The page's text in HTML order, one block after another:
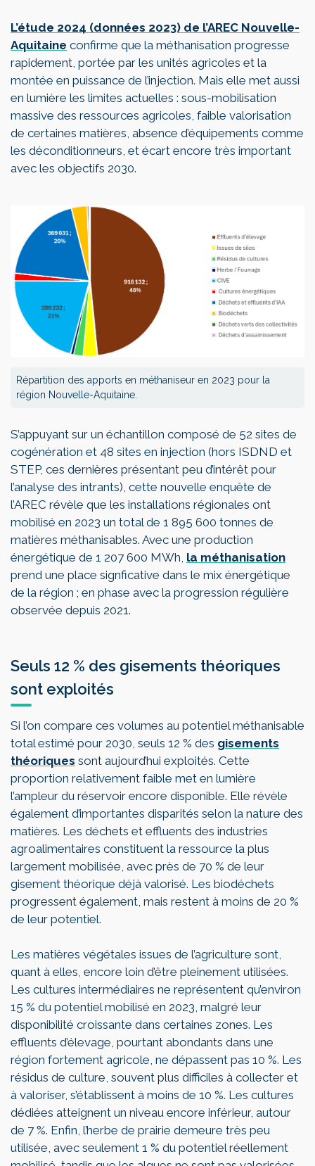
L’étude 2024 (données 2023) de l’AREC Nouvelle-
Aquitaine confirme que la méthanisation progresse
rapidement, portée par les unités agricoles et la
montée en puissance de l’injection. Mais elle met aussi
en lumière les limites actuelles : sous-mobilisation
massive des ressources agricoles, faible valorisation
de certaines matières, absence d’équipements comme
les déconditionneurs, et écart encore très important
avec les objectifs 2030.
Répartition des apports en méthaniseur en 2023 pour la
région Nouvelle-Aquitaine.
S’appuyant sur un échantillon composé de 52 sites de
cogénération et 48 sites en injection (hors ISDND et
STEP, ces dernières présentant peu d’intérêt pour
l’analyse des intrants), cette nouvelle enquête de
l’AREC révèle que les installations régionales ont
mobilisé en 2023 un total de 1 895 600 tonnes de
matières méthanisables. Avec une production
énergétique de 1 207 600 MWh, la méthanisation
prend une place signficative dans le mix énergétique
de la région ; en phase avec la progression régulière
observée depuis 2021.
Seuls 12 % des gisements théoriques
sont exploités
Si l’on compare ces volumes au potentiel méthanisable
total estimé pour 2030, seuls 12 % des gisements
théoriques sont aujourd’hui exploités. Cette
proportion relativement faible met en lumière
l’ampleur du réservoir encore disponible. Elle révèle
également d’importantes disparités selon la nature des
matières. Les déchets et effluents des industries
agroalimentaires constituent la ressource la plus
largement mobilisée, avec près de 70 % de leur
gisement théorique déjà valorisé. Les biodéchets
progressent également, mais restent à moins de 20 %
de leur potentiel.
Les matières végétales issues de l’agriculture sont,
quant à elles, encore loin d’être pleinement utilisées.
Les cultures intermédiaires ne représentent qu’environ
15 % du potentiel mobilisé en 2023, malgré leur
disponibilité croissante dans certaines zones. Les
effluents d’élevage, pourtant abondants dans une
région fortement agricole, ne dépassent pas 10 %. Les
résidus de culture, souvent plus difficiles à collecter et
à valoriser, s’établissent à moins de 10 %. Les cultures
dédiées atteignent un niveau encore inférieur, autour
de 7 %. Enfin, l’herbe de prairie demeure très peu
utilisée, avec seulement 1 % du potentiel réellement